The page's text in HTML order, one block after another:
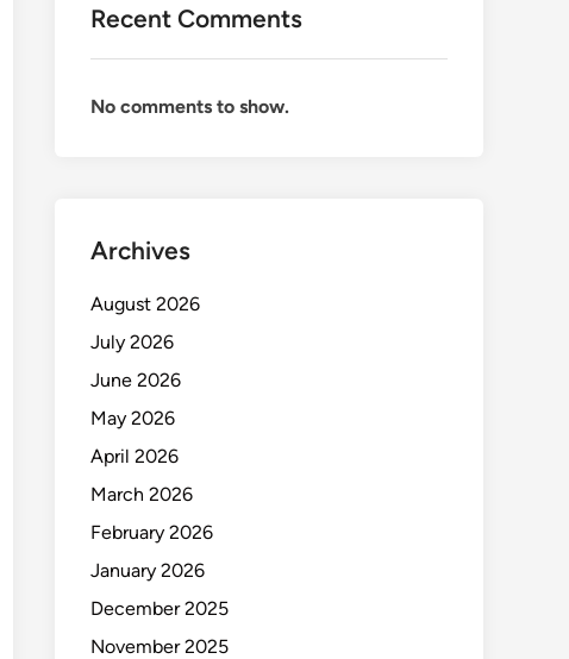
Recent Comments
No comments to show.
Archives
August 2026
July 2026
June 2026
May 2026
April 2026
March 2026
February 2026
January 2026
December 2025
November 2025